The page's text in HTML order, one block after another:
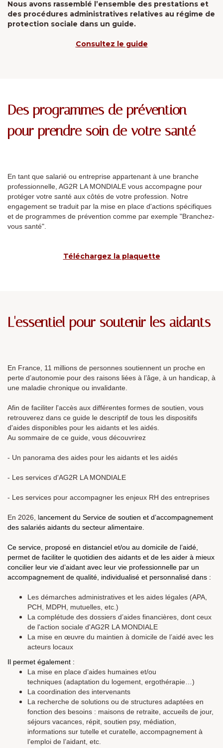
Nous avons rassemblé l’ensemble des prestations et
des procédures administratives relatives au régime de
protection sociale dans un guide.
Consultez le guide
Des programmes de prévention
pour prendre soin de votre santé
En tant que salarié ou entreprise appartenant à une branche
professionnelle, AG2R LA MONDIALE vous accompagne pour
protéger votre santé aux côtés de votre profession. Notre
engagement se traduit par la mise en place d'actions spécifiques
et de programmes de prévention comme par exemple "Branchez-
vous santé".
Téléchargez la plaquette
L'essentiel pour soutenir les aidants
En France, 11 millions de personnes soutiennent un proche en
perte d’autonomie pour des raisons liées à l’âge, à un handicap, à
une maladie chronique ou invalidante.
Afin de faciliter l'accès aux différentes formes de soutien, vous
retrouverez dans ce guide le descriptif de tous les dispositifs
d'aides disponibles pour les aidants et les aidés.
Au sommaire de ce guide, vous découvrirez
- Un panorama des aides pour les aidants et les aidés
- Les services d'AG2R LA MONDIALE
- Les services pour accompagner les enjeux RH des entreprises
En 2026, lancement du Service de soutien et d’accompagnement
des salariés aidants du secteur alimentaire.
Ce service, proposé en distanciel et/ou au domicile de l’aidé,
permet de faciliter le quotidien des aidants et de les aider à mieux
concilier leur vie d’aidant avec leur vie professionnelle par un
accompagnement de qualité, individualisé et personnalisé dans :
Les démarches administratives et les aides légales (APA,
PCH, MDPH, mutuelles, etc.)
La complétude des dossiers d’aides financières, dont ceux
de l'action sociale d'AG2R LA MONDIALE
La mise en œuvre du maintien à domicile de l’aidé avec les
acteurs locaux
Il permet également :
La mise en place d’aides humaines et/ou
techniques (adaptation du logement, ergothérapie…)
La coordination des intervenants
La recherche de solutions ou de structures adaptées en
fonction des besoins : maisons de retraite, accueils de jour,
séjours vacances, répit, soutien psy, médiation,
informations sur tutelle et curatelle, accompagnement à
l’emploi de l’aidant, etc.